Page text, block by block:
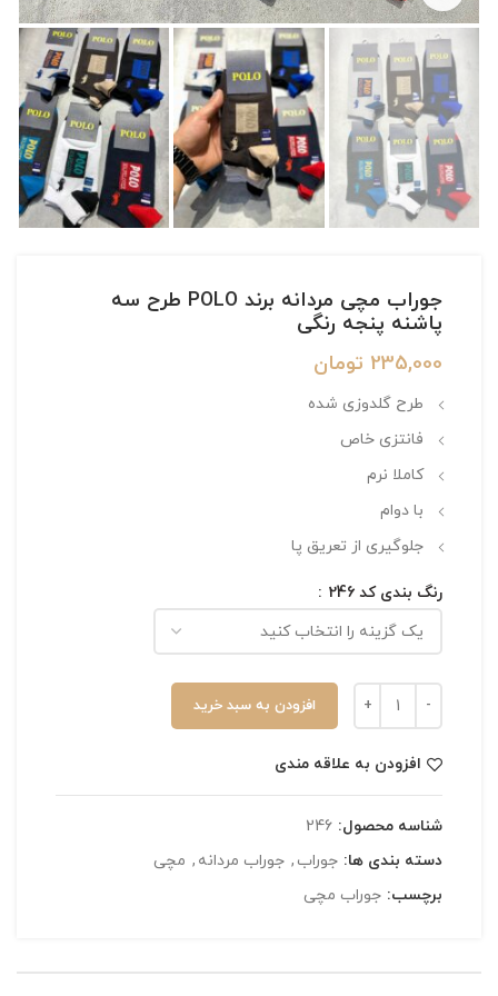
جوراب مچی مردانه برند POLO طرح سه
پاشنه پنجه رنگی
235,000 تومان
طرح گلدوزی شده
فانتزی خاص
کاملا نرم
با دوام
جلوگیری از تعریق پا
رنگ بندی کد 246
افزودن به سبد خرید
افزودن به علاقه مندی
شناسه محصول: 246
دسته بندی ها: جوراب , جوراب مردانه , مچی
برچسب: جوراب مچی